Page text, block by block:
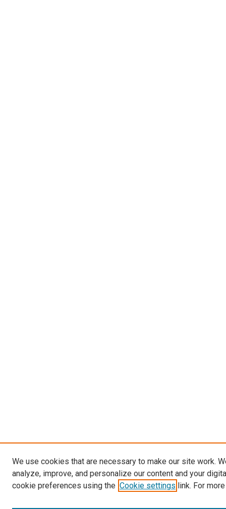
We use cookies that are necessary to make our site work.
analyze, improve, and personalize our content and your
cookie preferences using the Cookie settings link. For